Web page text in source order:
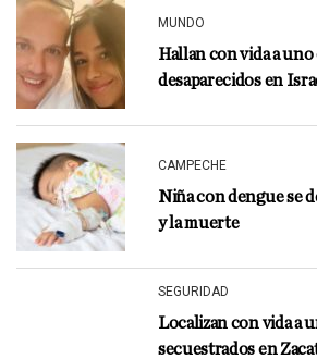
MUNDO
Hallan con vida a
desaparecidos en
CAMPECHE
Niña con dengue se
y la muerte
SEGURIDAD
Localizan con vida a
secuestrados en